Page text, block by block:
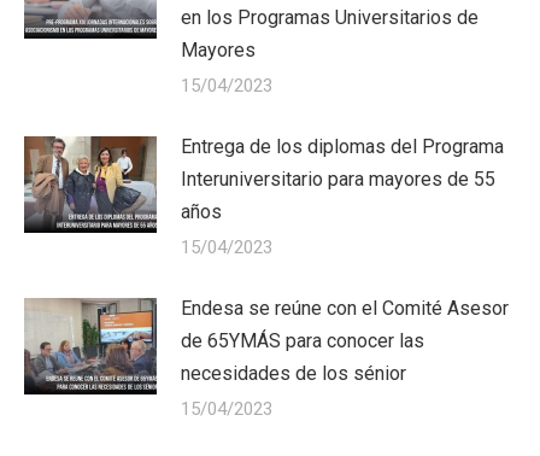
en los Programas Universitarios de
Mayores
15/04/2023
Entrega de los diplomas del Programa
Interuniversitario para mayores de 55
años
15/04/2023
Endesa se reúne con el Comité Asesor
de 65YMÁS para conocer las
necesidades de los sénior
15/04/2023